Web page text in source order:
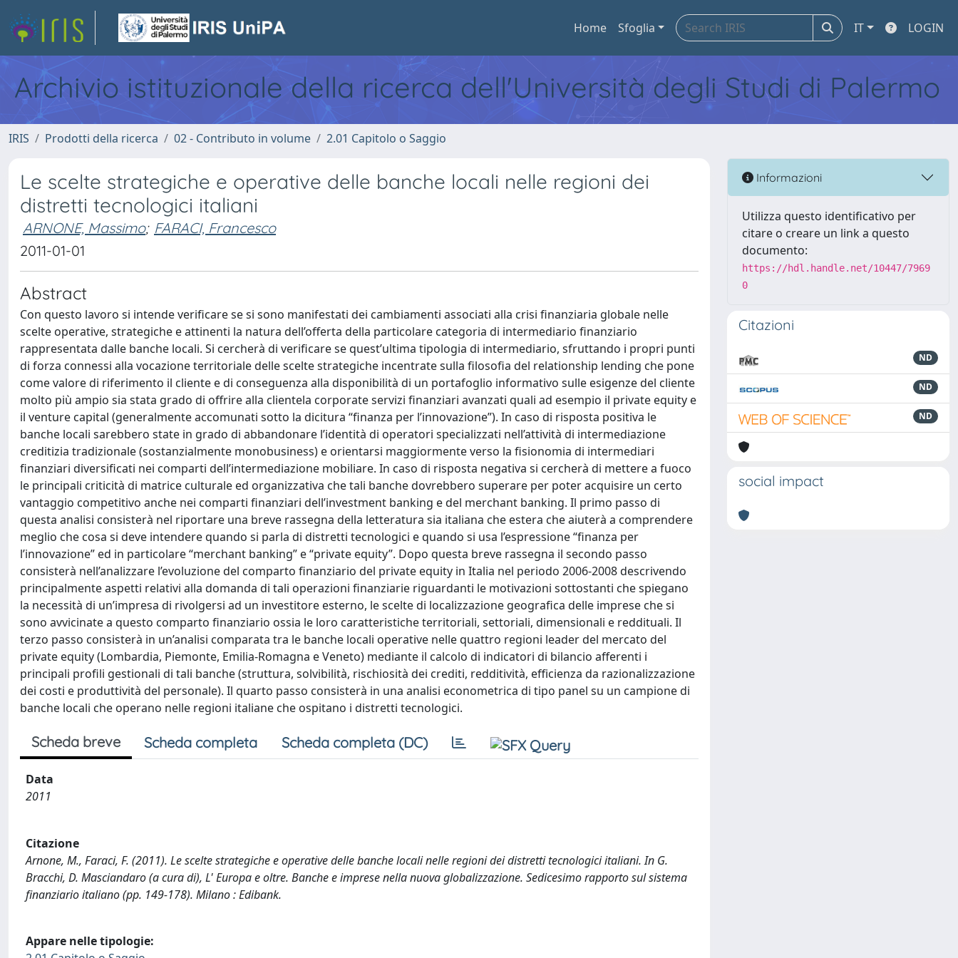
Home Sfoglia IT LOGIN
Archivio istituzionale della ricerca dell'Università degli Studi di Palermo
IRIS Prodotti della ricerca 02 - Contributo in volume 2.01 Capitolo o Saggio
Le scelte strategiche e operative delle banche locali nelle regioni dei
distretti tecnologici italiani
ARNONE, Massimo; FARACI, Francesco
2011-01-01
Abstract
Con questo lavoro si intende verificare se si sono manifestati dei cambiamenti associati alla crisi finanziaria globale nelle
scelte operative, strategiche e attinenti la natura dell’offerta della particolare categoria di intermediario finanziario
rappresentata dalle banche locali. Si cercherà di verificare se quest’ultima tipologia di intermediario, sfruttando i propri punti
di forza connessi alla vocazione territoriale delle scelte strategiche incentrate sulla filosofia del relationship lending che pone
come valore di riferimento il cliente e di conseguenza alla disponibilità di un portafoglio informativo sulle esigenze del cliente
molto più ampio sia stata grado di offrire alla clientela corporate servizi finanziari avanzati quali ad esempio il private equity e
il venture capital (generalmente accomunati sotto la dicitura “finanza per l’innovazione”). In caso di risposta positiva le
banche locali sarebbero state in grado di abbandonare l’identità di operatori specializzati nell’attività di intermediazione
creditizia tradizionale (sostanzialmente monobusiness) e orientarsi maggiormente verso la fisionomia di intermediari
finanziari diversificati nei comparti dell’intermediazione mobiliare. In caso di risposta negativa si cercherà di mettere a fuoco
le principali criticità di matrice culturale ed organizzativa che tali banche dovrebbero superare per poter acquisire un certo
vantaggio competitivo anche nei comparti finanziari dell’investment banking e del merchant banking. Il primo passo di
questa analisi consisterà nel riportare una breve rassegna della letteratura sia italiana che estera che aiuterà a comprendere
meglio che cosa si deve intendere quando si parla di distretti tecnologici e quando si usa l’espressione “finanza per
l’innovazione” ed in particolare “merchant banking” e “private equity”. Dopo questa breve rassegna il secondo passo
consisterà nell’analizzare l’evoluzione del comparto finanziario del private equity in Italia nel periodo 2006-2008 descrivendo
principalmente aspetti relativi alla domanda di tali operazioni finanziarie riguardanti le motivazioni sottostanti che spiegano
la necessità di un’impresa di rivolgersi ad un investitore esterno, le scelte di localizzazione geografica delle imprese che si
sono avvicinate a questo comparto finanziario ossia le loro caratteristiche territoriali, settoriali, dimensionali e reddituali. Il
terzo passo consisterà in un’analisi comparata tra le banche locali operative nelle quattro regioni leader del mercato del
private equity (Lombardia, Piemonte, Emilia-Romagna e Veneto) mediante il calcolo di indicatori di bilancio afferenti i
principali profili gestionali di tali banche (struttura, solvibilità, rischiosità dei crediti, redditività, efficienza da razionalizzazione
dei costi e produttività del personale). Il quarto passo consisterà in una analisi econometrica di tipo panel su un campione di
banche locali che operano nelle regioni italiane che ospitano i distretti tecnologici.
Scheda breve Scheda completa Scheda completa (DC)
Data
2011
Citazione
Arnone, M., Faraci, F. (2011). Le scelte strategiche e operative delle banche locali nelle regioni dei distretti tecnologici italiani. In G.
Bracchi, D. Masciandaro (a cura di), L' Europa e oltre. Banche e imprese nella nuova globalizzazione. Sedicesimo rapporto sul sistema
finanziario italiano (pp. 149-178). Milano : Edibank.
Appare nelle tipologie:
Informazioni
Utilizza questo identificativo per
citare o creare un link a questo
documento:
https://hdl.handle.net/10447/7969
0
Citazioni
ND
ND
ND
social impact